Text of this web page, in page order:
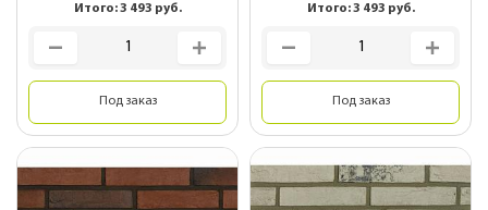
Итого:3 493 руб.
Под заказ
Итого:3 493 руб.
Под заказ